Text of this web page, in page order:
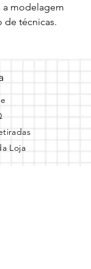
a modelagem
de técnicas.
Loja